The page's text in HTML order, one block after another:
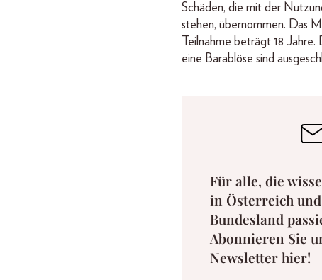
Schäden, die mit der
stehen, übernommen. Das
Teilnahme beträgt 18
eine Barablöse sind
Für alle, die
in Österreich
Bundesland
Abonnieren Sie
Newsletter hier!